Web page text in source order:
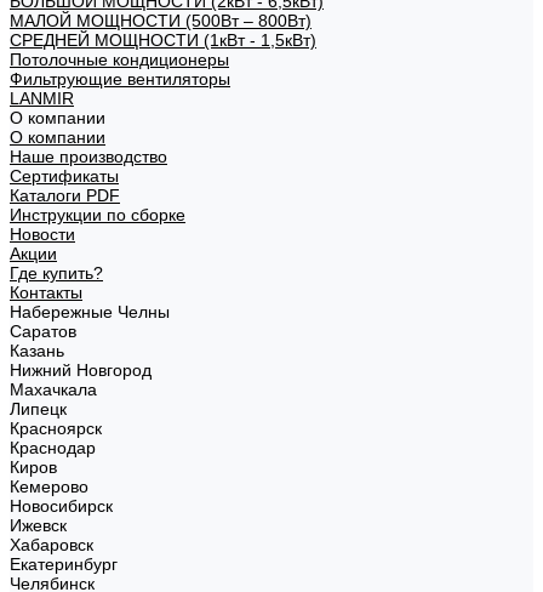
МАЛОЙ МОЩНОСТИ (500Вт – 800Вт)
СРЕДНЕЙ МОЩНОСТИ (1кВт - 1,5кВт)
Потолочные кондиционеры
Фильтрующие вентиляторы
LANMIR
О компании
О компании
Наше производство
Сертификаты
Каталоги PDF
Инструкции по сборке
Новости
Акции
Где купить?
Контакты
Набережные Челны
Саратов
Казань
Нижний Новгород
Махачкала
Липецк
Красноярск
Краснодар
Киров
Кемерово
Новосибирск
Ижевск
Хабаровск
Екатеринбург
Челябинск